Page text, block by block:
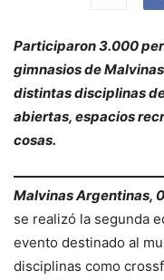
Participaron 3.000
gimnasios de
distintas disciplinas
abiertas, espacios
cosas.
Malvinas Argentinas,
se realizó la segunda
evento destinado al
disciplinas como